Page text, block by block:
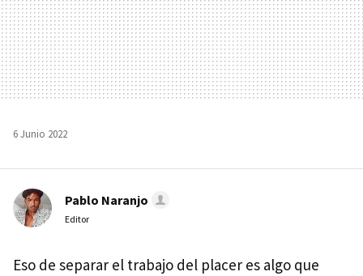
6 Junio 2022
Pablo Naranjo
Editor
Eso de separar el trabajo del placer es algo que